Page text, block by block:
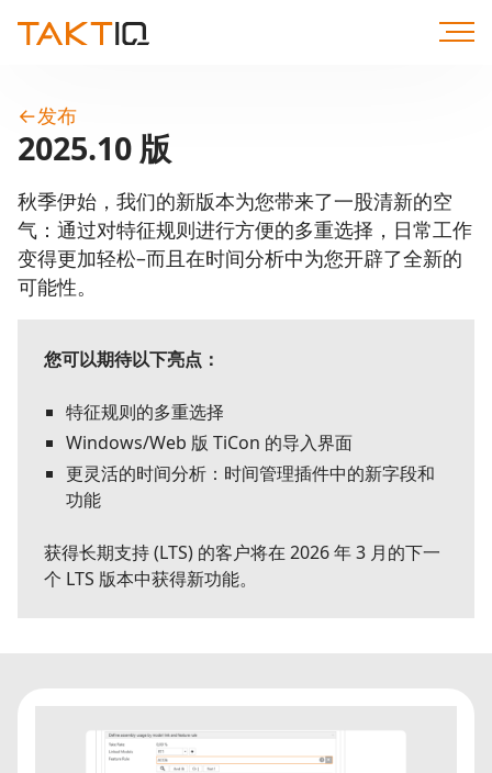
←发布
2025.10 版
秋季伊始，我们的新版本为您带来了一股清新的空
气：通过对特征规则进行方便的多重选择，日常工作
变得更加轻松–而且在时间分析中为您开辟了全新的
可能性。
您可以期待以下亮点：
特征规则的多重选择
Windows/Web 版 TiCon 的导入界面
更灵活的时间分析：时间管理插件中的新字段和
功能
获得长期支持 (LTS) 的客户将在 2026 年 3 月的下一
个 LTS 版本中获得新功能。